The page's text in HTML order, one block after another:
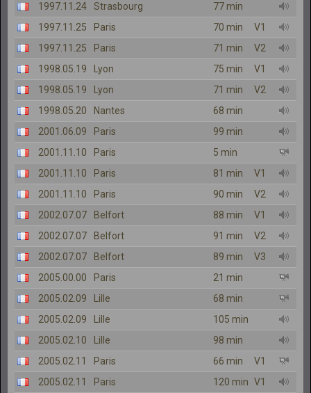
1997.11.24
Strasbourg
77 min
1997.11.25
Paris 70 min
V1
1997.11.25
Paris 71 min
V2
1998.05.19
Lyon 75 min
V1
1998.05.19
Lyon 71 min
V2
1998.05.20
Nantes
68 min
2001.06.09
Paris
99 min
2001.11.10
Paris
5 min
2001.11.10
Paris 81 min
V1
2001.11.10
Paris 90 min
V2
2002.07.07
Belfort 88 min
V1
2002.07.07
Belfort 91 min
V2
2002.07.07
Belfort 89 min
V3
2005.00.00
Paris
21 min
2005.02.09
Lille
68 min
2005.02.09
Lille
105 min
2005.02.10
Lille
98 min
2005.02.11
Paris 66 min
V1
2005.02.11
Paris 120 min V1